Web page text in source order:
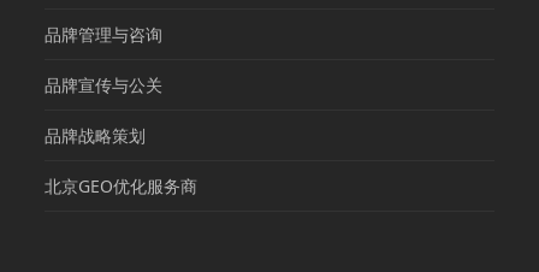
品牌管理与咨询
品牌宣传与公关
品牌战略策划
北京GEO优化服务商